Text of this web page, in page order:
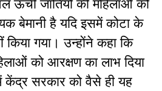
जातियों की महिलाओं को
बेमानी है यदि इसमें कोटा के
किया गया। उन्होंने कहा कि
को आरक्षण का लाभ दिया
केंद्र सरकार को वैसे ही यह